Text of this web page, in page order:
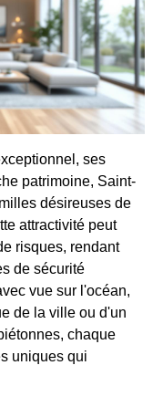
ses
patrimoine, Saint-
désireuses de
attractivité peut
risques, rendant
de sécurité
vue sur l'océan,
de la ville ou d'un
chaque
uniques qui